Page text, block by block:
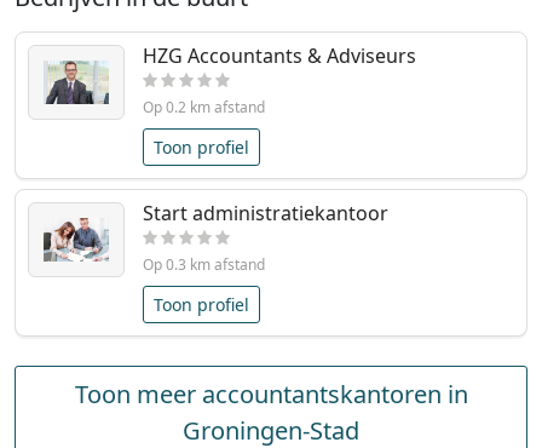
HZG Accountants & Adviseurs
Op 0.2 km afstand
Toon profiel
Start administratiekantoor
Op 0.3 km afstand
Toon profiel
Toon meer accountantskantoren in
Groningen-Stad